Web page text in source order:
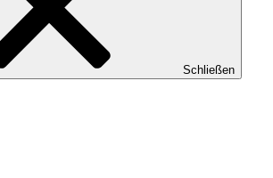
Schließen